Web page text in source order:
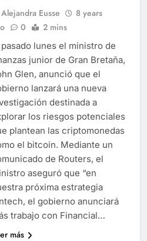
Alejandra Eusse
8 years
0 2 mins
pasado lunes el ministro de
junior de Gran Bretaña,
Glen, anunció que el
lanzará una nueva
destinada a
los riesgos potenciales
plantean las criptomonedas
el bitcoin. Mediante un
de Routers, el
aseguró que “en
próxima estrategia
el gobierno anunciará
trabajo con Financial…
más